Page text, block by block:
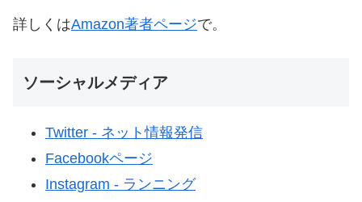
詳しくはAmazon著者ページで。
ソーシャルメディア
Twitter - ネット情報発信
Facebookページ
Instagram - ランニング